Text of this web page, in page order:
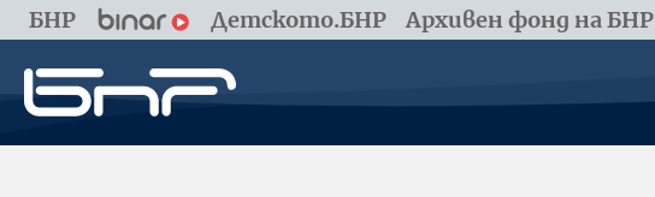
БНР Детското.БНР Архивен фонд на БНР